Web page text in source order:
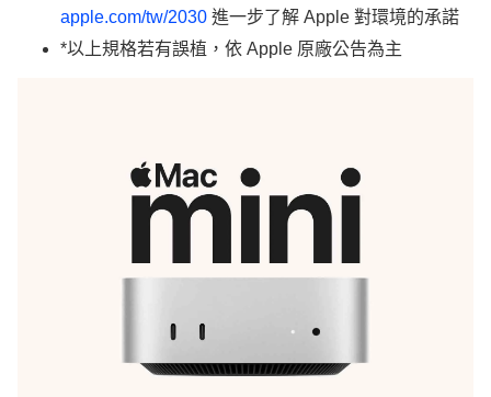
apple.com/tw/2030 進一步了解 Apple 對環境的承諾
*以上規格若有誤植，依 Apple 原廠公告為主